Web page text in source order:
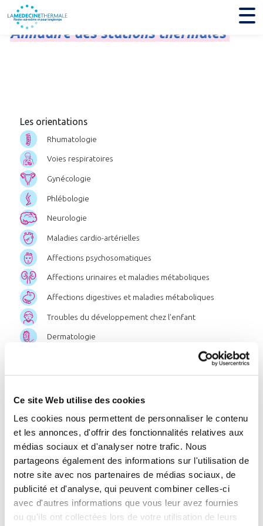
Ce site Web utilise des cookies
Les cookies nous permettent de personnaliser le contenu
et les annonces, d'offrir des fonctionnalités relatives aux
médias sociaux et d'analyser notre trafic. Nous
partageons également des informations sur l'utilisation de
notre site avec nos partenaires de médias sociaux, de
publicité et d'analyse, qui peuvent combiner celles-ci
avec d'autres informations que vous leur avez fournies
ou qu'ils ont collectées lors de votre utilisation de leurs
Annuairedesstationsthermales
Les orientations
Rhumatologie
Voies respiratoires
Gynécologie
Phlébologie
Neurologie
Maladies cardio-artérielles
Affections psychosomatiques
Affections urinaires et maladies métaboliques
Affections digestives et maladies métaboliques
Troubles du développement chez l'enfant
Dermatologie
Affections des muqueuses bucco-linguales
Post-cancer
ou par station
Listedesstations: